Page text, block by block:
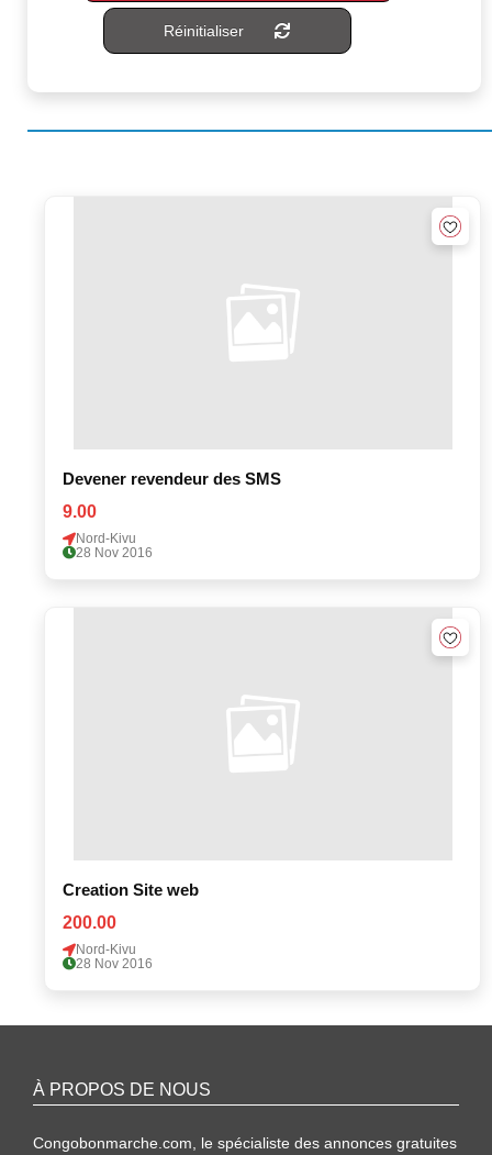
Réinitialiser
Devener revendeur des SMS
9.00
Nord-Kivu
28 Nov 2016
Creation Site web
200.00
Nord-Kivu
28 Nov 2016
À PROPOS DE NOUS
Congobonmarche.com, le spécialiste des annonces gratuites